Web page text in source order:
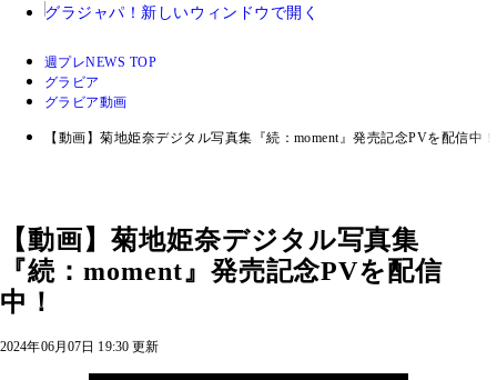
グラジャパ！ 新しいウィンドウで開く
週プレNEWS TOP
グラビア
グラビア動画
【動画】菊地姫奈デジタル写真集『続：moment』発売記念PVを配信中！
【動画】菊地姫奈デジタル写真集
『続：moment』発売記念PVを配信
中！
2024年06月07日 19:30 更新